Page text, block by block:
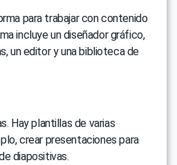
para trabajar con contenido
incluye un diseñador gráfico,
un editor y una biblioteca de
Hay plantillas de varias
crear presentaciones para
diapositivas.